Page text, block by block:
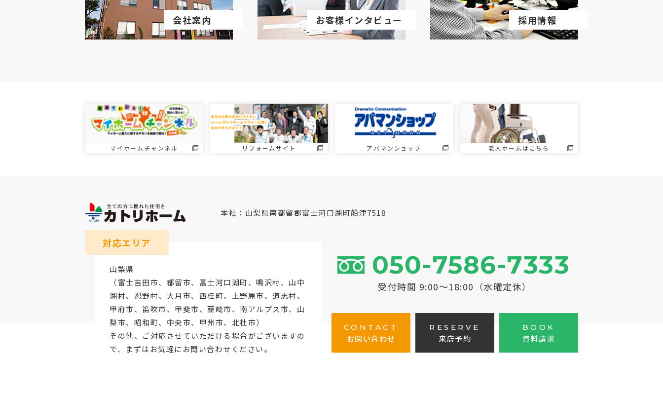
会社案内 お客様インタビュー 採用情報
マイホームチャンネル リフォームサイト アパマンショップ 老人ホームはこちら
本社：山梨県南都留郡富士河口湖町船津7518
050-7586-7333
受付時間 9:00～18:00（水曜定休）
CONTACT
お問い合わせ
RESERVE
来店予約
BOOK
資料請求
対応エリア
山梨県
（富士吉田市、 都留市、 富士河口湖町、鳴沢村、山中
湖村、忍野村、 大月市、西桂町、上野原市、道志村、
甲府市、笛吹市、甲斐市、韮崎市、南アルプス市、山
梨市、昭和町、中央市、甲州市、北杜市）
その他、ご対応させていただける場合がございますの
で、まずはお気軽にお問い合わせください。